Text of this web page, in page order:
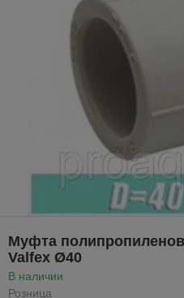
Муфта
Valfex Ø40
В наличии
Розница